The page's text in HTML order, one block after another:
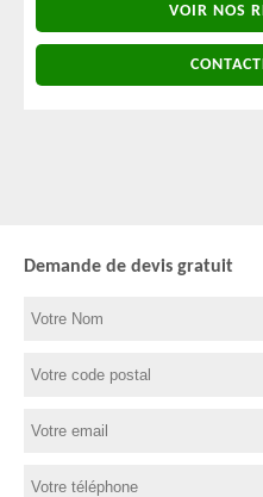
VOIR NOS
Demande de devis gratuit